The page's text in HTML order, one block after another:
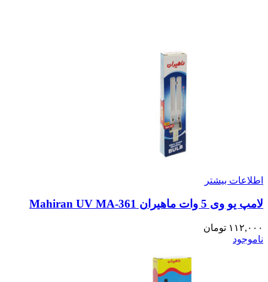
اطلاعات بیشتر
لامپ یو وی 5 وات ماهیران Mahiran UV MA-361
۱۱۲,۰۰۰ تومان
ناموجود